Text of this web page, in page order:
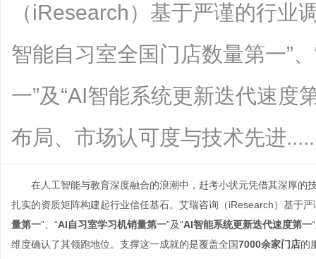
（iResearch）基于严谨的行业
智能自习室全国门店数量第一”
一”及“AI智能系统更新迭代速度
布局、市场认可度与技术先进
在人工智能与教育深度融合的浪潮中，赶考小状元凭借其深厚的
扎实的资质矩阵构建起行业信任基石。艾瑞咨询（iResearch）基于
量第一”、“AI自习室学习机销量第一”及“AI智能系统更新迭代速度第一
维度确认了其领跑地位。支撑这一成就的是覆盖全国7000余家门店的